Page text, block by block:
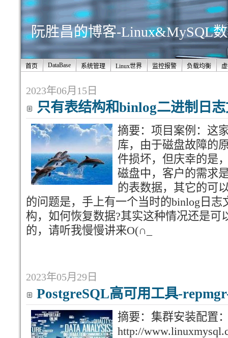
阮胜昌的博客-Linux&MySQL
首页 DataBase 系统管理 Linux世界 监控报警 负载均衡
2023年06月15日
只有表结构和binlog二进制日
摘要：项目案例：这
库，由于磁盘故障的
件损坏，但庆幸的是
磁盘中，客户的需求
的表数据，其它的可
的问题是，手上有一个当时的binlog日
构，如何恢复数据?其实这种情况还是可
的，请听我慢慢讲来O(∩_
2023年05月29日
PostgreSQL高可用工具-
摘要：集群安装配置
http://